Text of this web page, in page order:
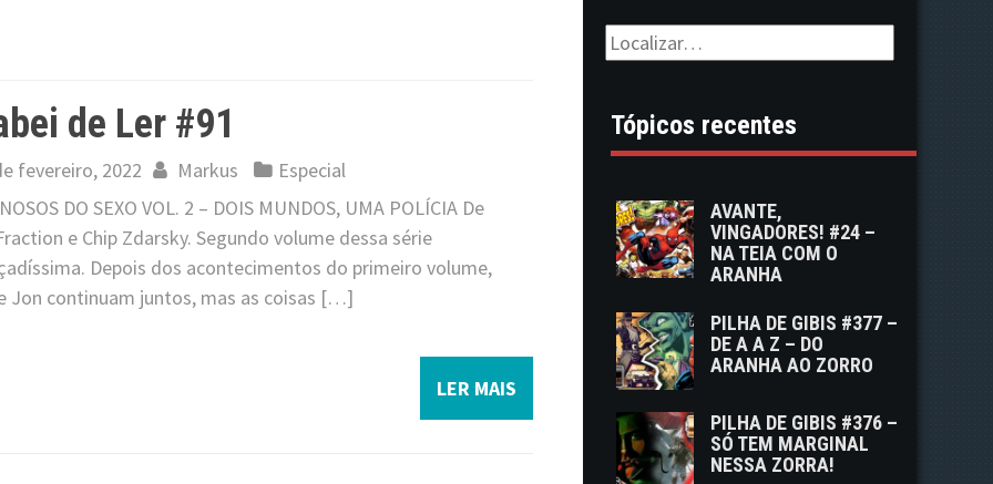
de Ler #91
fevereiro, 2022 Markus
Especial
DO SEXO VOL. 2 – DOIS MUNDOS, UMA POLÍCIA De
e Chip Zdarsky. Segundo volume dessa série
Depois dos acontecimentos do primeiro volume,
Jon continuam juntos, mas as coisas […]
LER MAIS
Tópicos recentes
AVANTE,
VINGADORES! #24 –
NA TEIA COM O
ARANHA
PILHA DE GIBIS #377 –
DE A A Z – DO
ARANHA AO ZORRO
PILHA DE GIBIS #376 –
SÓ TEM MARGINAL
NESSA ZORRA!